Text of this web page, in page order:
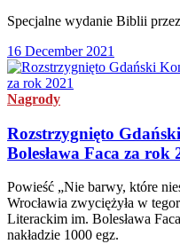
Specjalne wydanie Biblii
16 December 2021
Nagrody
Rozstrzygnięto
Bolesława Faca za rok
Powieść „Nie barwy, które
Wrocławia zwyciężyła w
Literackim im. Bolesława
nakładzie 1000 egz.